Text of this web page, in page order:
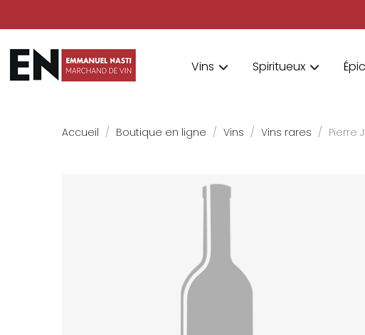
Vins Spiritueux
Accueil Boutique en ligne Vins Vins rares Pierre